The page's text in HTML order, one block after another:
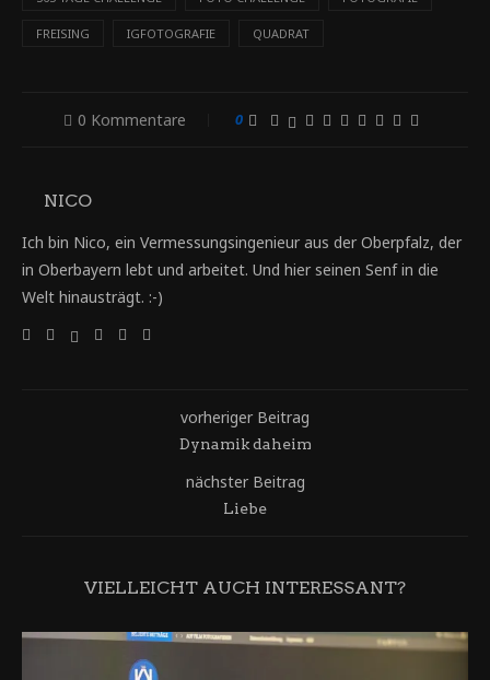
FREISING IGFOTOGRAFIE QUADRAT
0 Kommentare 0
NICO
Ich bin Nico, ein Vermessungsingenieur aus der Oberpfalz, der
in Oberbayern lebt und arbeitet. Und hier seinen Senf in die
Welt hinausträgt. :-)
vorheriger Beitrag
Dynamik daheim
nächster Beitrag
Liebe
VIELLEICHT AUCH INTERESSANT?